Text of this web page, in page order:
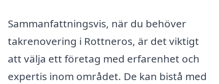
Sammanfattningsvis, när du behöver
takrenovering i Rottneros, är det viktigt
att välja ett företag med erfarenhet och
expertis inom området. De kan bistå med